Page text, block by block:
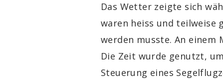
Das Wetter zeigte sich
waren heiss und
werden musste. An einem
Die Zeit wurde genutzt,
Steuerung eines